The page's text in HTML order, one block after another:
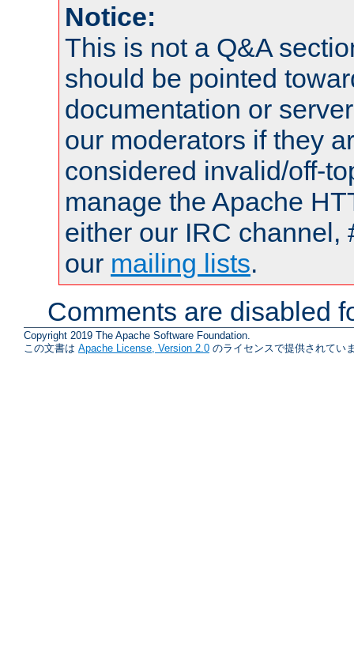
Notice:
This is not a Q&A
should be pointed
documentation or
our moderators if they
considered invalid/off-
manage the Apache
either our IRC channel,
our mailing lists.
Comments are disabled
Copyright 2019 The Apache Software Foundation.
この文書は Apache License, Version 2.0 のライセンスで提供されてい